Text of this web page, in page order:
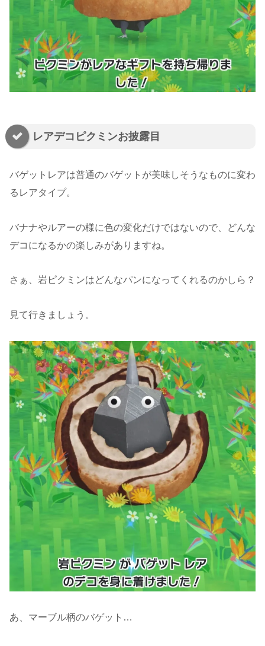
レアデコピクミンお披露目
バゲットレアは普通のバゲットが美味しそうなものに変わ
るレアタイプ。
バナナやルアーの様に色の変化だけではないので、どんな
デコになるかの楽しみがありますね。
さぁ、岩ピクミンはどんなパンになってくれるのかしら？
見て行きましょう。
あ、マーブル柄のバゲット…